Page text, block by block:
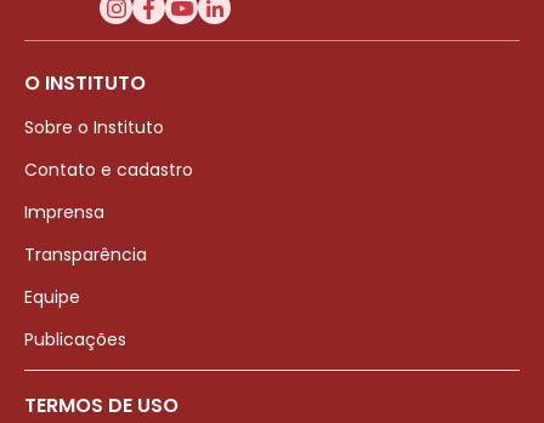
O INSTITUTO
Sobre o Instituto
Contato e cadastro
Imprensa
Transparência
Equipe
Publicações
TERMOS DE USO